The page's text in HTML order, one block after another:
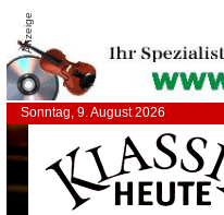
Anzeige
Sonntag, 9. August 2026